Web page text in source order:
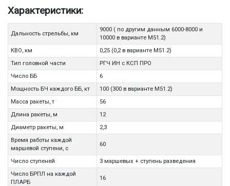
Характеристики:
Дальность стрельбы, км
9000 ( по другим данным 6000-8000 и
10000 в варианте М51.2)
КВО, км
0,25 (0,2 в варианте М51.2)
Тип головной части
РГЧ ИН с КСП ПРО
Число ББ
6
Мощность БЧ каждого ББ, кт
100 (300 в варианте М51.2)
Масса ракеты, т
56
Длина ракеты, м
12
Диаметр ракеты, м
2,3
Время работы каждой
маршевой ступени, с
60
Число ступеней
3 маршевых + ступень разведения
Число БРПЛ на каждой
ПЛАРБ
16